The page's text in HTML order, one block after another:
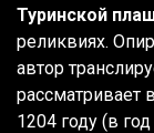
Туринской
реликвиях.
автор
рассматривает
1204 году (в